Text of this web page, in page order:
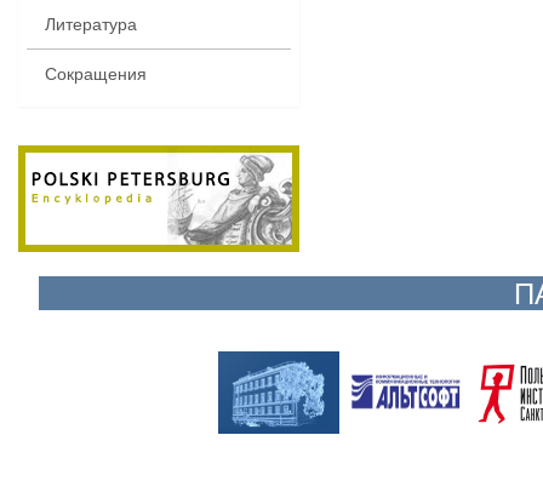
Литература
Сокращения